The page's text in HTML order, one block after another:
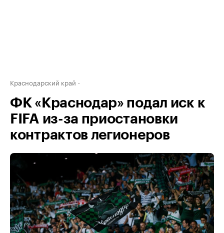
Краснодарский край
ФК «Краснодар» подал иск к
FIFA из-за приостановки
контрактов легионеров